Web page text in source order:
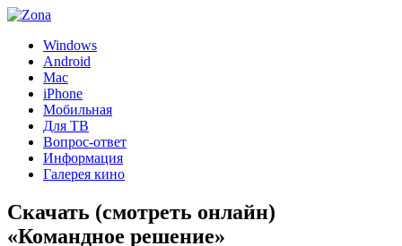
Windows
Android
Mac
iPhone
Мобильная
Для ТВ
Вопрос-ответ
Информация
Галерея кино
Скачать (смотреть онлайн)
«Командное решение»